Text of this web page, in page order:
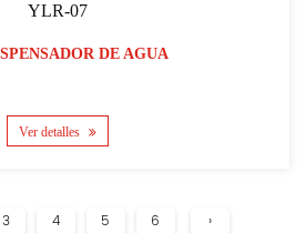
YLR-07
DE AGUA
Ver detalles
3 4 5 6 ›